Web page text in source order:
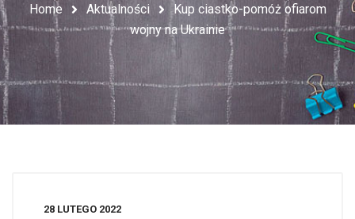
Home Aktualności
Kup ciastko-pomóż ofiarom
wojny na Ukrainie
28 LUTEGO 2022